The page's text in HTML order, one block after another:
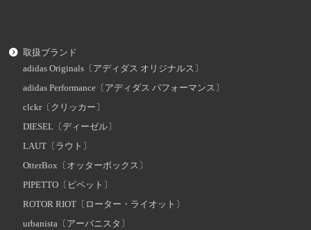
取扱ブランド
adidas Originals〔アディダス オリジナルス〕
adidas Performance〔アディダス パフォーマンス〕
clckr〔クリッカー〕
DIESEL〔ディーゼル〕
LAUT〔ラウト〕
OtterBox〔オッターボックス〕
PIPETTO〔ピペット〕
ROTOR RIOT〔ローター・ライオット〕
urbanista〔アーバニスタ〕